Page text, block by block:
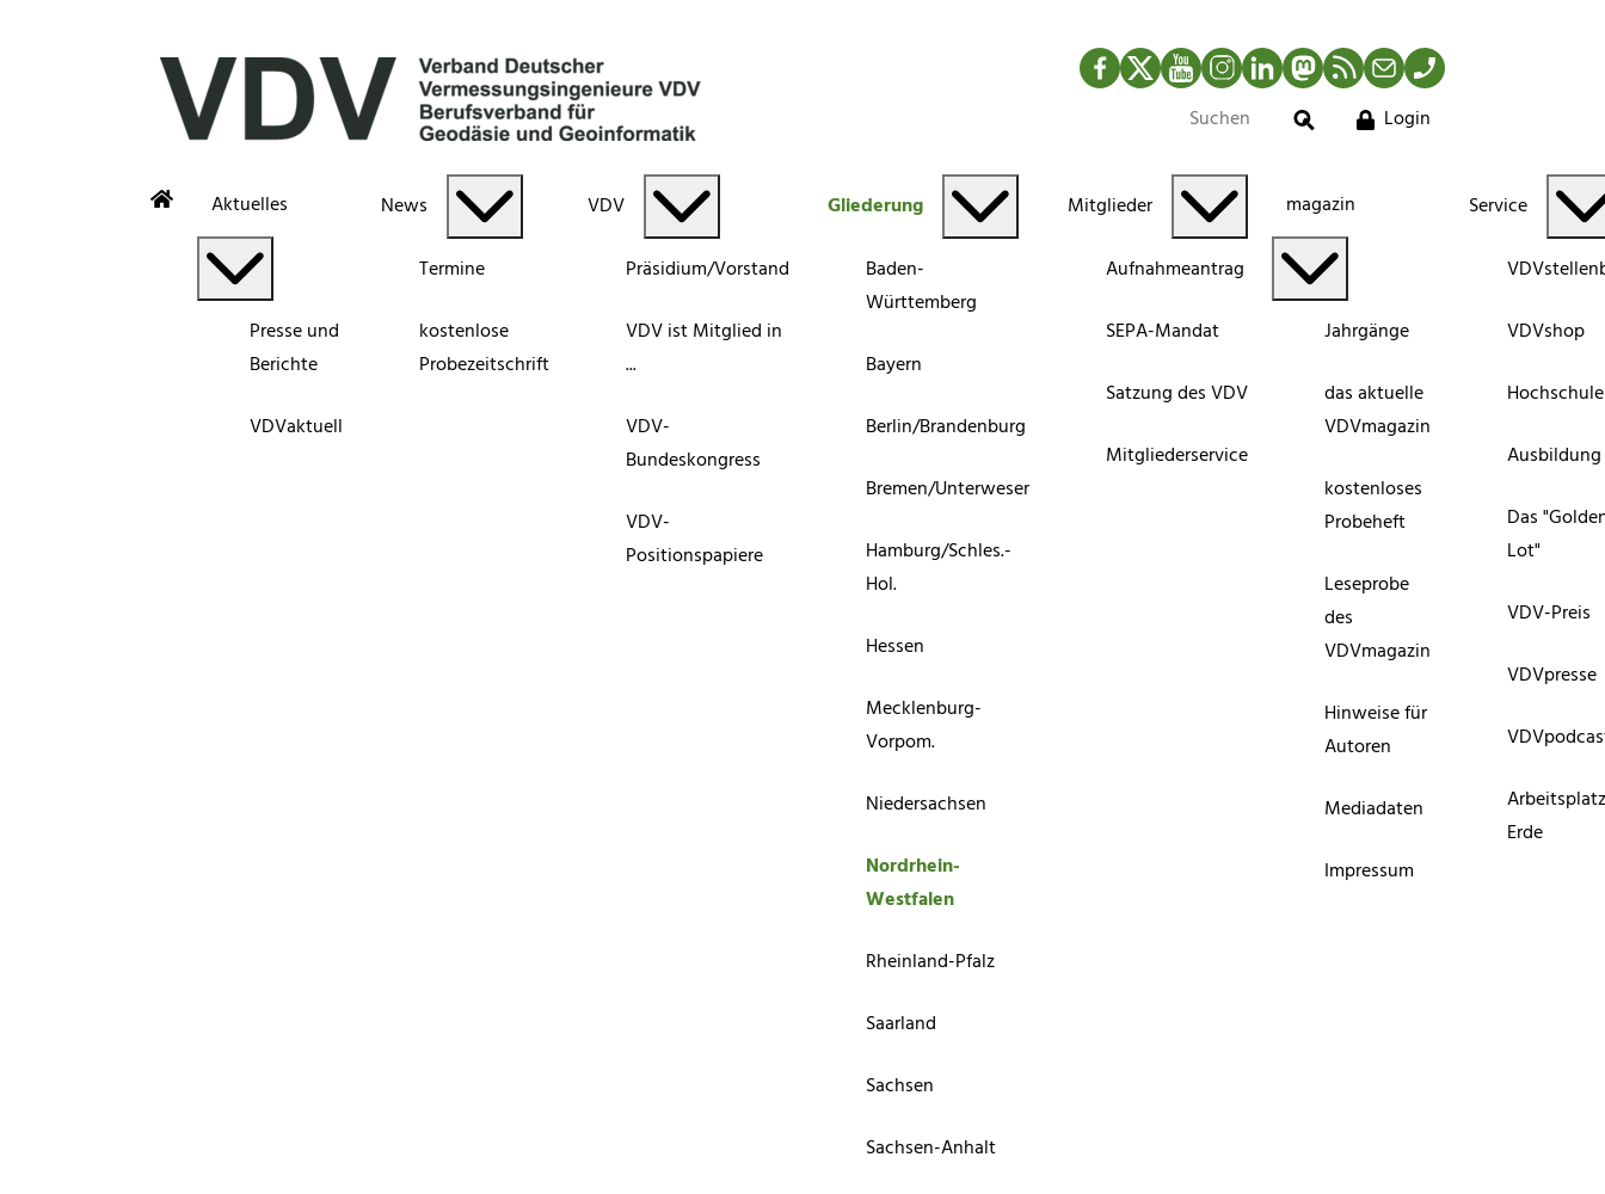
Facebook
TwitterYouTubeInstagram
LinkedInMastodonRSS-Newsfeed
MailTelefon
Suche
Login
Aktuelles
Presse und
Berichte
VDVaktuell
News
Termine
kostenlose
Probezeitschrift
VDV
Präsidium/Vorstand
VDV ist Mitglied in
...
VDV-
Bundeskongress
VDV-
Positionspapiere
Gliederung
Baden-
Württemberg
Bayern
Berlin/Brandenburg
Bremen/Unterweser
Hamburg/Schles.-
Hol.
Hessen
Mecklenburg-
Vorpom.
Niedersachsen
Nordrhein-
Westfalen
Rheinland-Pfalz
Saarland
Sachsen
Sachsen-Anhalt
Mitglieder
Aufnahmeantrag
SEPA-Mandat
Satzung des VDV
Mitgliederservice
magazin
Jahrgänge
das aktuelle
VDVmagazin
kostenloses
Probeheft
Leseprobe
des
VDVmagazin
Hinweise für
Autoren
Mediadaten
Impressum
Service
VDVshop
Ausbildung
Das
Lot"
VDV-Preis
VDVpresse
Erde